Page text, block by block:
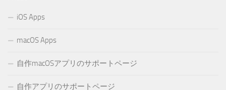
iOS Apps
macOS Apps
自作macOSアプリのサポートページ
自作アプリのサポートページ